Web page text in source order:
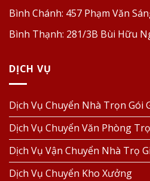
Bình Chánh: 457 Phạm Văn
Bình Thạnh: 281/3B Bùi Hữu
DỊCH VỤ
Dịch Vụ Chuyển Nhà Trọn Gói
Dịch Vụ Chuyển Văn Phòng
Dịch Vụ Vận Chuyển Nhà Trọ
Dịch Vụ Chuyển Kho Xưởng